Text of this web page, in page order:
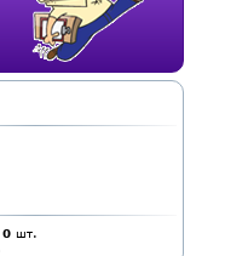
0 шт.